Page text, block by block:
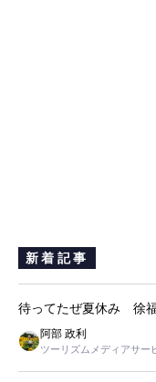
新着記事
待ってたぜ夏休み 徐
阿部 政利
ツーリズムメディアサー